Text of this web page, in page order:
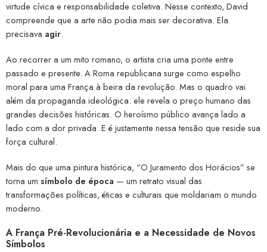
virtude cívica e responsabilidade coletiva. Nesse contexto, David
compreende que a arte não podia mais ser decorativa. Ela
precisava agir.
Ao recorrer a um mito romano, o artista cria uma ponte entre
passado e presente. A Roma republicana surge como espelho
moral para uma França à beira da revolução. Mas o quadro vai
além da propaganda ideológica: ele revela o preço humano das
grandes decisões históricas. O heroísmo público avança lado a
lado com a dor privada. E é justamente nessa tensão que reside sua
força cultural.
Mais do que uma pintura histórica, “O Juramento dos Horácios” se
torna um símbolo de época — um retrato visual das
transformações políticas, éticas e culturais que moldariam o mundo
moderno.
A França Pré-Revolucionária e a Necessidade de Novos
Símbolos